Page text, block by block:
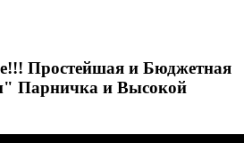
Простейшая и Бюджетная
Парничка и Высокой